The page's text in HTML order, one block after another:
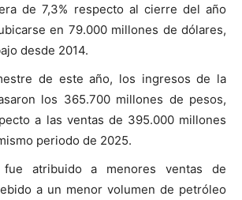
de 7,3% respecto al cierre del año
en 79.000 millones de dólares,
desde 2014.
de este año, los ingresos de la
los 365.700 millones de pesos,
a las ventas de 395.000 millones
periodo de 2025.
fue atribuido a menores ventas de
a un menor volumen de petróleo